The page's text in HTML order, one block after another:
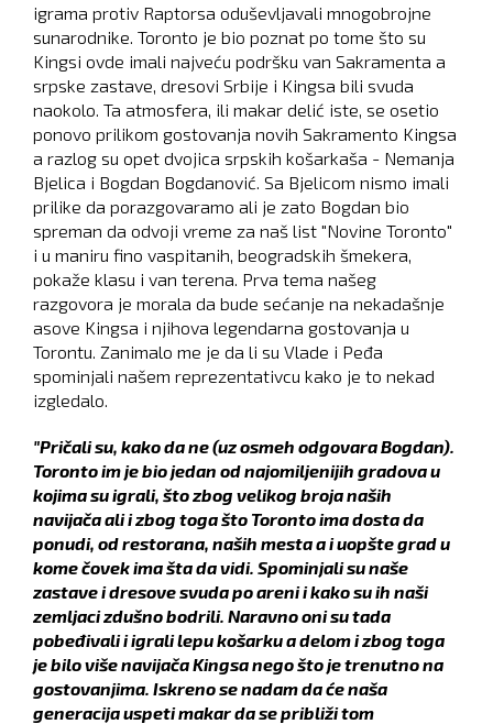
igrama protiv Raptorsa oduševljavali mnogobrojne
sunarodnike. Toronto je bio poznat po tome što su
Kingsi ovde imali najveću podršku van Sakramenta a
srpske zastave, dresovi Srbije i Kingsa bili svuda
naokolo. Ta atmosfera, ili makar delić iste, se osetio
ponovo prilikom gostovanja novih Sakramento Kingsa
a razlog su opet dvojica srpskih košarkaša - Nemanja
Bjelica i Bogdan Bogdanović. Sa Bjelicom nismo imali
prilike da porazgovaramo ali je zato Bogdan bio
spreman da odvoji vreme za naš list "Novine Toronto"
i u maniru fino vaspitanih, beogradskih šmekera,
pokaže klasu i van terena. Prva tema našeg
razgovora je morala da bude sećanje na nekadašnje
asove Kingsa i njihova legendarna gostovanja u
Torontu. Zanimalo me je da li su Vlade i Peđa
spominjali našem reprezentativcu kako je to nekad
izgledalo.
"Pričali su, kako da ne (uz osmeh odgovara Bogdan).
Toronto im je bio jedan od najomiljenijih gradova u
kojima su igrali, što zbog velikog broja naših
navijača ali i zbog toga što Toronto ima dosta da
ponudi, od restorana, naših mesta a i uopšte grad u
kome čovek ima šta da vidi. Spominjali su naše
zastave i dresove svuda po areni i kako su ih naši
zemljaci zdušno bodrili. Naravno oni su tada
pobeđivali i igrali lepu košarku a delom i zbog toga
je bilo više navijača Kingsa nego što je trenutno na
gostovanjima. Iskreno se nadam da će naša
generacija uspeti makar da se približi tom